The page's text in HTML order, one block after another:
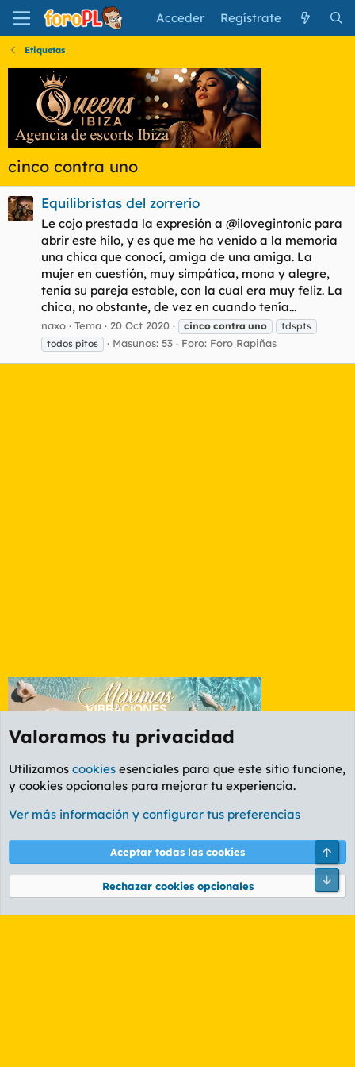
Acceder Regístrate
Etiquetas
cinco contra uno
Equilibristas del zorrerío
Le cojo prestada la expresión a @ilovegintonic para
abrir este hilo, y es que me ha venido a la memoria
una chica que conocí, amiga de una amiga. La
mujer en cuestión, muy simpática, mona y alegre,
tenía su pareja estable, con la cual era muy feliz. La
chica, no obstante, de vez en cuando tenía...
naxo Tema 20 Oct 2020 cinco contra uno
tdspts
todos pitos
Masunos: 53 Foro: Foro Rapiñas
Etiquetas
Cookies
PL OLDSTYLE AMARILLO
Términos y reglas Política de privacidad Ayuda
Community platform by XenForo® © 2010-2026 XenForo Ltd.
Valoramos tu privacidad
Utilizamos cookies esenciales para que este sitio funcione,
y cookies opcionales para mejorar tu experiencia.
Ver más información y configurar tus preferencias
Aceptar todas las cookies
Rechazar cookies opcionales
Pie